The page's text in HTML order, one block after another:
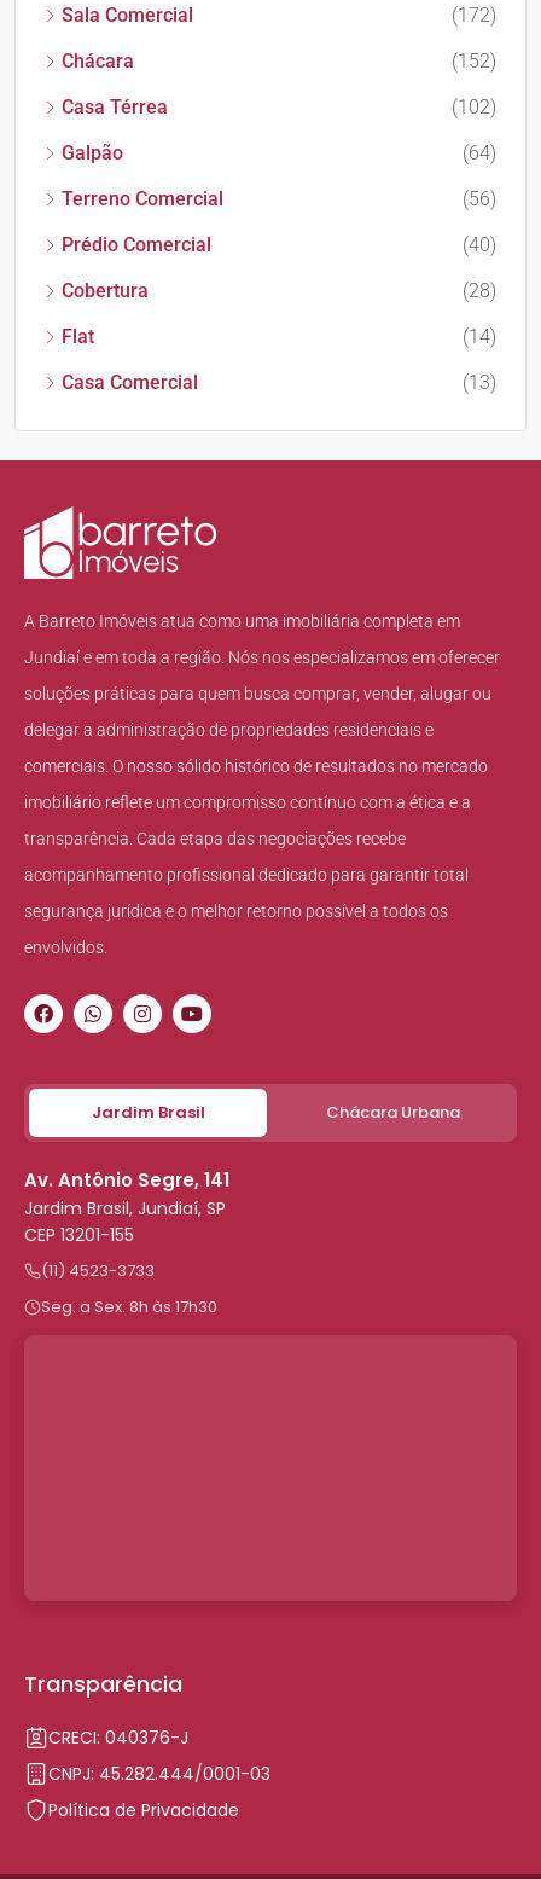
Sala Comercial
(172)
Chácara
(152)
Casa Térrea
(102)
Galpão
(64)
Terreno Comercial
(56)
Prédio Comercial
(40)
Cobertura
(28)
Flat
(14)
Casa Comercial
(13)
A Barreto Imóveis atua como uma imobiliária completa em
Jundiaí e em toda a região. Nós nos especializamos em oferecer
soluções práticas para quem busca comprar, vender, alugar ou
delegar a administração de propriedades residenciais e
comerciais. O nosso sólido histórico de resultados no mercado
imobiliário reflete um compromisso contínuo com a ética e a
transparência. Cada etapa das negociações recebe
acompanhamento profissional dedicado para garantir total
segurança jurídica e o melhor retorno possível a todos os
envolvidos.
Jardim Brasil Chácara Urbana
Av. Antônio Segre, 141
Jardim Brasil, Jundiaí, SP
CEP 13201-155
(11) 4523-3733
Seg. a Sex. 8h às 17h30
Transparência
CRECI: 040376-J
CNPJ: 45.282.444/0001-03
Política de Privacidade